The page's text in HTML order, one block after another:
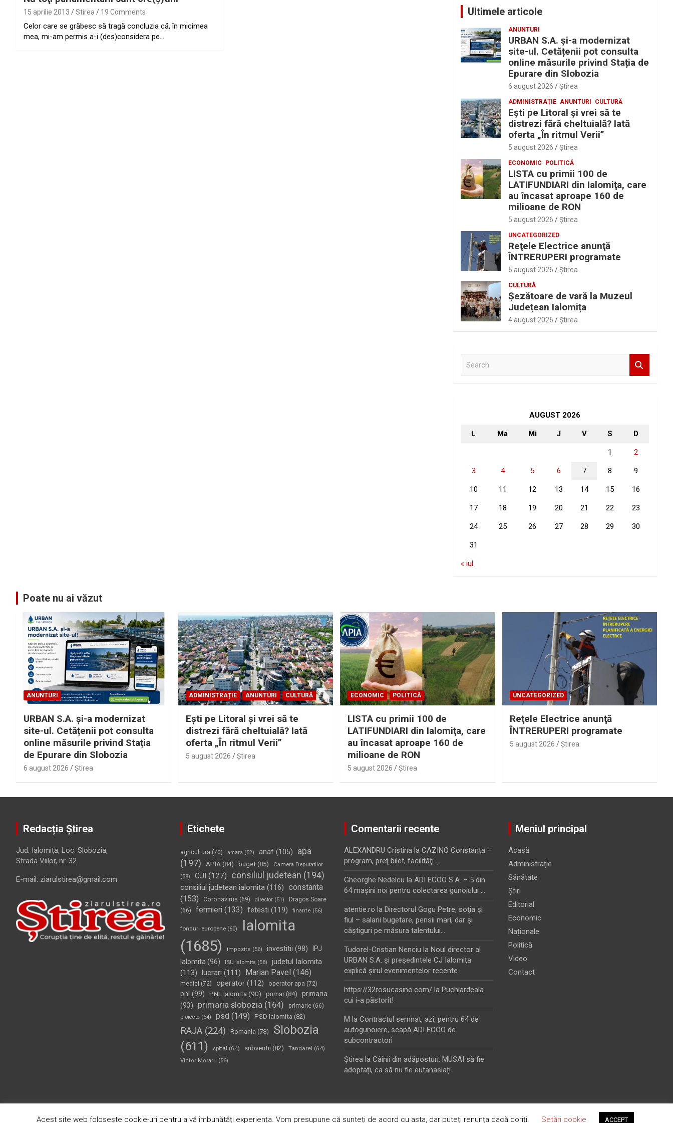
15 aprilie 2013 Stirea 19 Comments
Celor care se grăbesc să tragă concluzia că, în micimea
mea, mi-am permis a-i (des)considera pe…
Ultimele articole
ANUNTURI
URBAN S.A. și-a modernizat
site-ul. Cetățenii pot consulta
online măsurile privind Stația de
Epurare din Slobozia
6 august 2026 Ştirea
ADMINISTRAȚIE ANUNTURI CULTURĂ
Eşti pe Litoral şi vrei să te
distrezi fără cheltuială? Iată
oferta „În ritmul Verii”
5 august 2026 Ştirea
ECONOMIC POLITICĂ
LISTA cu primii 100 de
LATIFUNDIARI din Ialomiţa, care
au încasat aproape 160 de
milioane de RON
5 august 2026 Ştirea
UNCATEGORIZED
Reţele Electrice anunţă
ÎNTRERUPERI programate
5 august 2026 Ştirea
CULTURĂ
Șezătoare de vară la Muzeul
Județean Ialomița
4 august 2026 Ştirea
AUGUST 2026
L Ma Mi J V S D
1 2
3 4 5 6 7 8 9
10 11 12 13 14 15 16
17 18 19 20 21 22 23
24 25 26 27 28 29 30
31
« iul.
Poate nu ai văzut
ANUNTURI
URBAN S.A. și-a modernizat
site-ul. Cetățenii pot consulta
online măsurile privind Stația
de Epurare din Slobozia
6 august 2026 Ştirea
ADMINISTRAȚIE ANUNTURI CULTURĂ
Eşti pe Litoral şi vrei să te
distrezi fără cheltuială? Iată
oferta „În ritmul Verii”
5 august 2026 Ştirea
ECONOMIC POLITICĂ
LISTA cu primii 100 de
LATIFUNDIARI din Ialomiţa, care
au încasat aproape 160 de
milioane de RON
5 august 2026 Ştirea
UNCATEGORIZED
Reţele Electrice anunţă
ÎNTRERUPERI programate
5 august 2026 Ştirea
Redacția Știrea
Jud. Ialomiţa, Loc. Slobozia,
Strada Viilor, nr. 32
E-mail: ziarulstirea@gmail.com
Etichete
agricultura (70) amara (52) anaf(105)
apa
(197)
APIA(84) buget(85)
Camera Deputatilor
(58)
CJI (127) consiliul judetean (194)
consiliul judetean ialomita(116) constanta
(153)
Coronavirus (69) director(51)
Dragos Soare
(66)
fermieri (133) fetesti (119) finante (56)
fonduri europene(60)
Ialomita
(1685)
impozite (56) investitii (98)
IPJ
Ialomita (96) ISU Ialomita (58)
judetul Ialomita
(113) lucrari (111) Marian Pavel (146)
medici (72) operator(112) operator apa (72)
pnl (99) PNL Ialomita (90) primar(84)
primaria
(93)
primaria slobozia(164) primarie(66)
proiecte (54) psd (149) PSD Ialomita (82)
RAJA(224) Romania (78)
Slobozia
(611)
spital (64) subventii (82) Tandarei (64)
Victor Moraru (56)
Comentarii recente
ALEXANDRU Cristina la CAZINO Constanţa –
program, preţ bilet, facilităţi…
Gheorghe Nedelcu la ADI ECOO S.A. – 5 din
64 maşini noi pentru colectarea gunoiului …
atentie.ro la Directorul Gogu Petre, soţia şi
fiul – salarii bugetare, pensii mari, dar şi
câştiguri pe măsura talentului…
Tudorel-Cristian Nenciu la Noul director al
URBAN S.A. şi preşedintele CJ Ialomiţa
explică şirul evenimentelor recente
https://32rosucasino.com/ la Puchiardeala
cui i-a păstorit!
M la Contractul semnat, azi, pentru 64 de
autogunoiere, scapă ADI ECOO de
subcontractori
Ştirea la Câinii din adăposturi, MUSAI să fie
adoptați, ca să nu fie eutanasiați
Meniul principal
Acasă
Administrație
Sănătate
Știri
Editorial
Economic
Naționale
Politică
Video
Contact
Copyright © 2026Ziarul Știrea Theme by:Theme Horse Proudly Powered by:WordPress
Acest site web folosește cookie-uri pentru a vă îmbunătăți experiența. Vom presupune că sunteți de acord cu asta, dar puteți renunța dacă doriți. Setări cookie ACCEPT